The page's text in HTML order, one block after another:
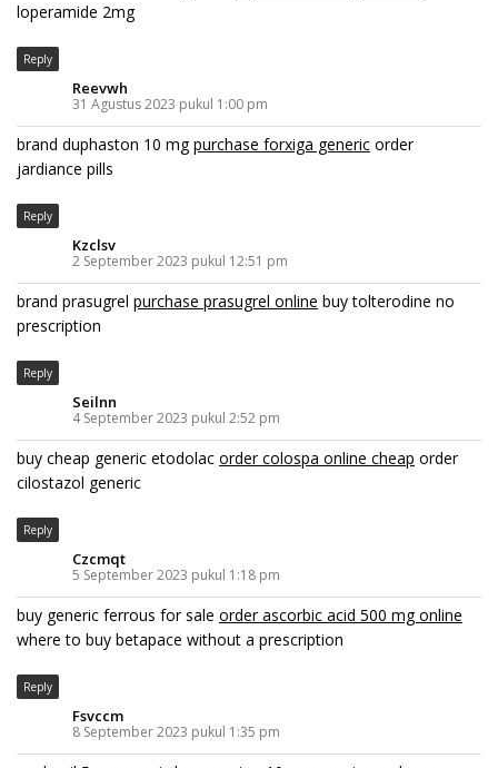
loperamide 2mg
Reply
Reevwh
31 Agustus 2023 pukul 1:00 pm
brand duphaston 10 mgpurchase forxiga generic order
jardiance pills
Reply
Kzclsv
2 September 2023 pukul 12:51 pm
brand prasugrel purchase prasugrel online buy tolterodine no
prescription
Reply
Seilnn
4 September 2023 pukul 2:52 pm
buy cheap generic etodolac order colospa online cheap order
cilostazol generic
Reply
Czcmqt
5 September 2023 pukul 1:18 pm
buy generic ferrous for sale order ascorbic acid 500 mg online
where to buy betapace without a prescription
Reply
Fsvccm
8 September 2023 pukul 1:35 pm